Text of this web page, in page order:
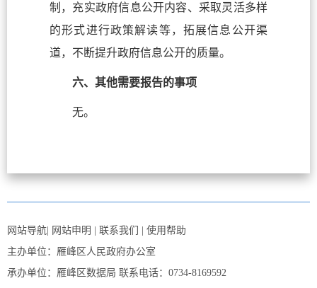
制，充实政府信息公开内容、采取灵活多样
的形式进行政策解读等，拓展信息公开渠
道，不断提升政府信息公开的质量。
六、其他需要报告的事项
无。
网站导航 网站申明 联系我们
使用帮助
主办单位：雁峰区人民政府办公室
承办单位：雁峰区数据局 联系电话：0734-8169592